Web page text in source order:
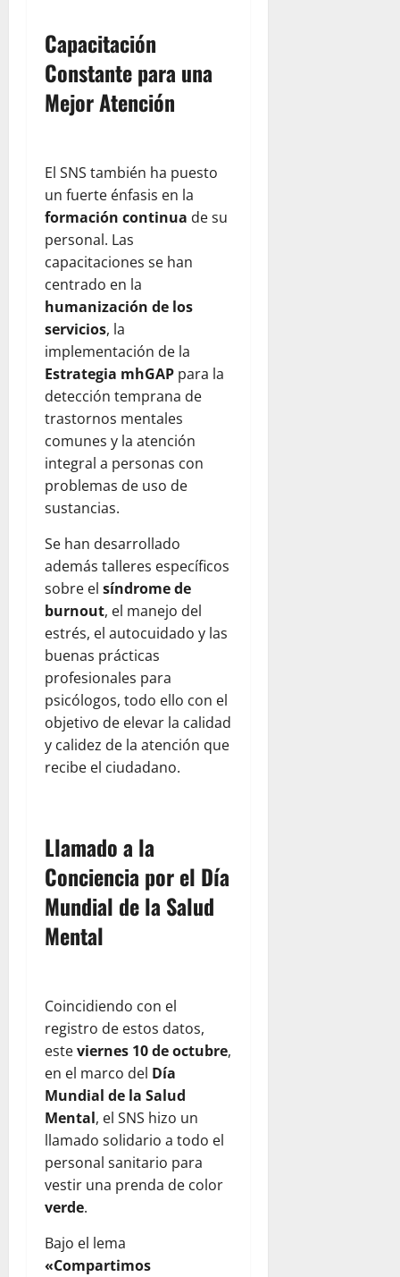
Capacitación
Constante para una
Mejor Atención
El SNS también ha puesto
un fuerte énfasis en la
formación continua de su
personal. Las
capacitaciones se han
centrado en la
humanización de los
servicios, la
implementación de la
Estrategia mhGAP para la
detección temprana de
trastornos mentales
comunes y la atención
integral a personas con
problemas de uso de
sustancias.
Se han desarrollado
además talleres específicos
sobre el síndrome de
burnout, el manejo del
estrés, el autocuidado y las
buenas prácticas
profesionales para
psicólogos, todo ello con el
objetivo de elevar la calidad
y calidez de la atención que
recibe el ciudadano.
Llamado a la
Conciencia por el Día
Mundial de la Salud
Mental
Coincidiendo con el
registro de estos datos,
esteviernes 10 de octubre,
en el marco del Día
Mundial de la Salud
Mental, el SNS hizo un
llamado solidario a todo el
personal sanitario para
vestir una prenda de color
verde.
Bajo el lema
«Compartimos